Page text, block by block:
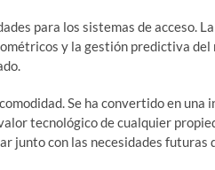
para los sistemas de acceso.
y la gestión predictiva del
Se ha convertido en una
tecnológico de cualquier
junto con las necesidades futuras